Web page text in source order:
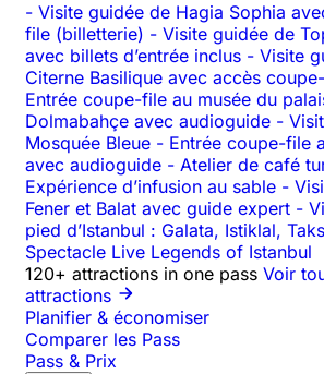
- Visite guidée de Hagia Sophia
file (billetterie) - Visite guidée de
avec billets d’entrée inclus - Visite
Citerne Basilique avec accès
Entrée coupe-file au musée du
Dolmabahçe avec audioguide -
Mosquée Bleue - Entrée coupe-file
avec audioguide - Atelier de café
Expérience d’infusion au sable -
Fener et Balat avec guide expert -
pied d’Istanbul : Galata, Istiklal,
Spectacle Live Legends of Istanbul
120+ attractions in one pass Voir
attractions
Planifier & économiser
Comparer les Pass
Pass & Prix